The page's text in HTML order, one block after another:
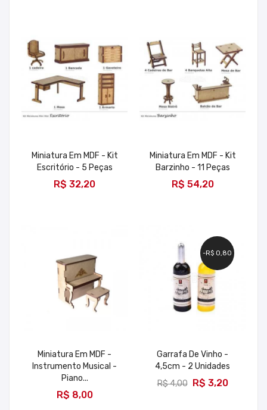
Miniatura Em MDF - Kit
Escritório - 5 Peças
R$ 32,20
Miniatura Em MDF - Kit
Barzinho - 11 Peças
R$ 54,20
Miniatura Em MDF -
Instrumento Musical -
Piano...
R$ 8,00
-R$ 0,80
Garrafa De Vinho -
4,5cm - 2 Unidades
R$ 4,00 R$ 3,20